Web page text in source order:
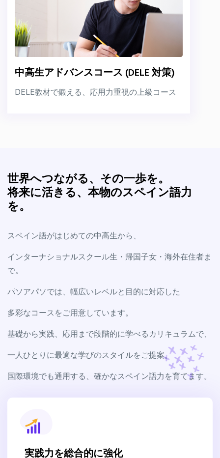
中高生アドバンスコース (DELE 対策)
DELE教材で鍛える、応用力重視の上級コース
世界へつながる、その一歩を。
将来に活きる、本物のスペイン語力
を。
スペイン語がはじめての中高生から、
インターナショナルスクール生・帰国子女・海外在住者ま
で。
パソアパソでは、幅広いレベルと目的に対応した
多彩なコースをご用意しています。
基礎から実践、応用まで段階的に学べるカリキュラムで、
一人ひとりに最適な学びのスタイルをご提案。
国際環境でも通用する、確かなスペイン語力を育てます。
実践力を総合的に強化